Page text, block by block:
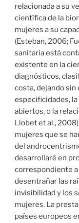
relacionada a su
científica de la
mujeres a su
(Esteban, 2006;
sanitaria está
existente en la
diagnósticos,
costa, dejando sin
especificidades,
abiertos, o la
Llobet et al.,
mujeres que se
del
desarrollaré en
correspondiente
desentrañar las
invisibilidad y los
mujeres. La
países europeos